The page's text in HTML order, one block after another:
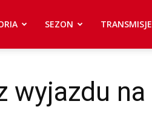
SEZON TRANSMISJE
wyjazdu